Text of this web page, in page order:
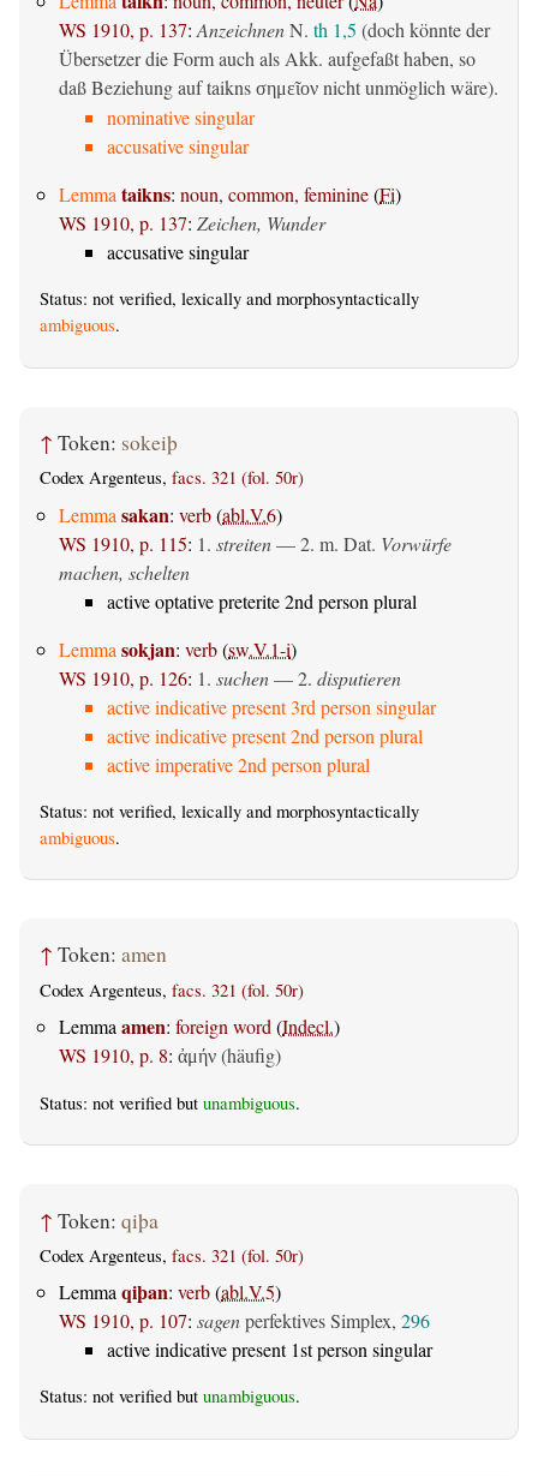
WS 1910, p. 137:AnzeichnenN. th 1,5 (doch könnte der
Übersetzer die Form auch als Akk. aufgefaßt haben, so
daß Beziehung auf taikns σημεῖον nicht unmöglich wäre).
nominative singular
accusative singular
Lemmataikns: noun, common, feminine(Fi)
WS 1910, p. 137: Zeichen, Wunder
accusative singular
Status: not verified, lexically and morphosyntactically
ambiguous.
↑ Token: sokeiþ
Codex Argenteus, facs. 321 (fol. 50r)
Lemma sakan: verb(abl.V.6)
WS 1910, p. 115: 1. streiten— 2. m. Dat. Vorwürfe
machen, schelten
active optative preterite 2nd person plural
Lemma sokjan: verb(sw.V.1-i)
WS 1910, p. 126: 1. suchen— 2. disputieren
active indicative present 3rd person singular
active indicative present 2nd person plural
active imperative 2nd person plural
Status: not verified, lexically and morphosyntactically
ambiguous.
↑ Token: amen
Codex Argenteus, facs. 321 (fol. 50r)
Lemma amen: foreign word (Indecl.)
WS 1910, p. 8: ἀμήν (häufig)
Status: not verified but unambiguous.
↑ Token: qiþa
Codex Argenteus, facs. 321 (fol. 50r)
Lemmaqiþan: verb(abl.V.5)
WS 1910, p. 107: sagenperfektives Simplex, 296
active indicative present 1st person singular
Status: not verified but unambiguous.